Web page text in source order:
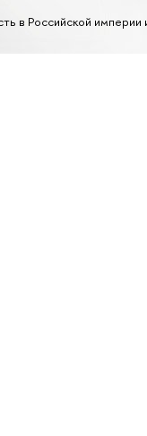
в Российской